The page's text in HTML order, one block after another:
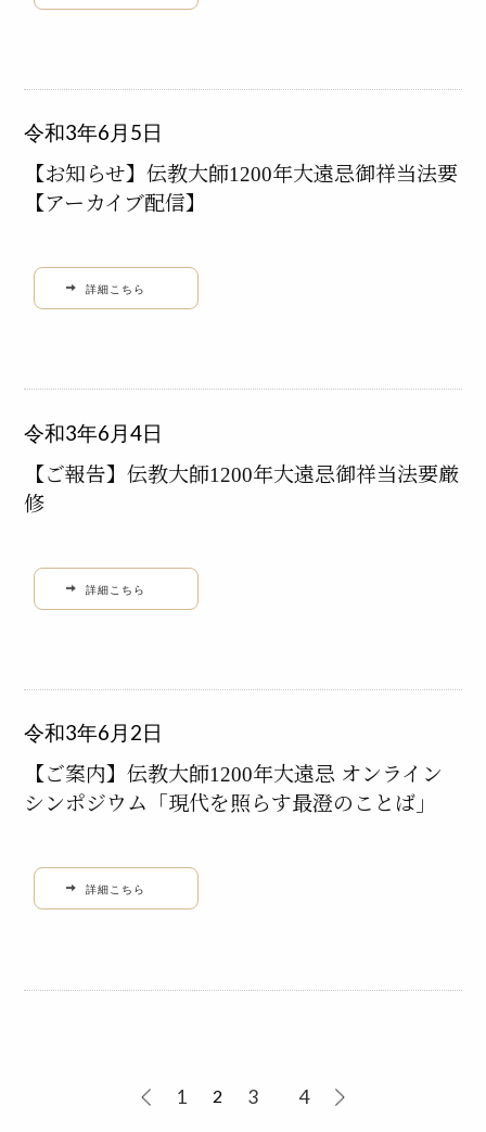
令和3年6月5日
【お知らせ】伝教大師1200年大遠忌御祥当法要
【アーカイブ配信】
詳細こちら
令和3年6月4日
【ご報告】伝教大師1200年大遠忌御祥当法要厳
修
詳細こちら
令和3年6月2日
【ご案内】伝教大師1200年大遠忌 オンライン
シンポジウム「現代を照らす最澄のことば」
詳細こちら
1 2 3 4